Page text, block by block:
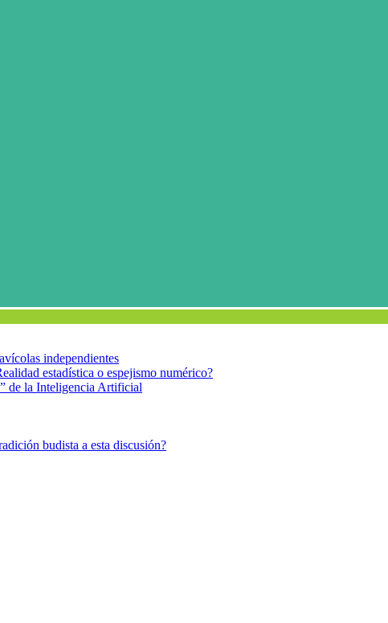
independientes
estadística o espejismo numérico?
de la Inteligencia Artificial
budista a esta discusión?